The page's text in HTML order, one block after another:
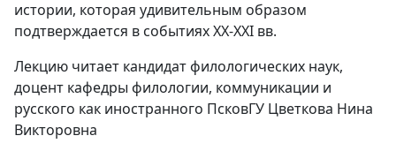
истории, которая удивительным образом
подтверждается в событиях XX-XXI вв.
Лекцию читает кандидат филологических наук,
доцент кафедры филологии, коммуникации и
русского как иностранного ПсковГУ Цветкова Нина
Викторовна